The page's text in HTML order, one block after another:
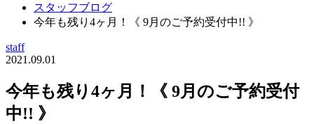
スタッフブログ
今年も残り4ヶ月！《 9月のご予約受付中!! 》
staff
2021.09.01
今年も残り4ヶ月！《 9月のご予約受付
中!! 》